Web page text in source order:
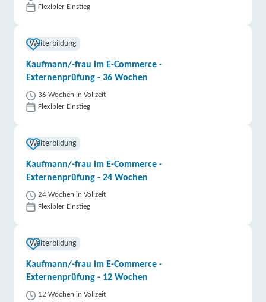
Flexibler Einstieg
Weiterbildung
Kaufmann/-frau im E-Commerce -
Externenprüfung - 36 Wochen
36 Wochen in Vollzeit
Flexibler Einstieg
Weiterbildung
Kaufmann/-frau im E-Commerce -
Externenprüfung - 24 Wochen
24 Wochen in Vollzeit
Flexibler Einstieg
Weiterbildung
Kaufmann/-frau im E-Commerce -
Externenprüfung - 12 Wochen
12 Wochen in Vollzeit